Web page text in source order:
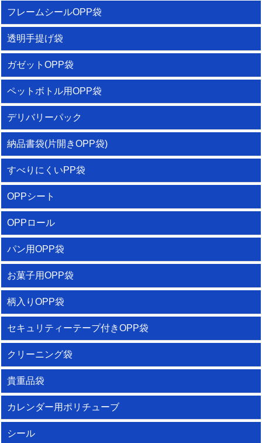
フレームシールOPP袋
透明手提げ袋
ガゼットOPP袋
ペットボトル用OPP袋
デリバリーパック
納品書袋(片開きOPP袋)
すべりにくいPP袋
OPPシート
OPPロール
パン用OPP袋
お菓子用OPP袋
柄入りOPP袋
セキュリティーテープ付きOPP袋
クリーニング袋
貴重品袋
カレンダー用ポリチューブ
シール